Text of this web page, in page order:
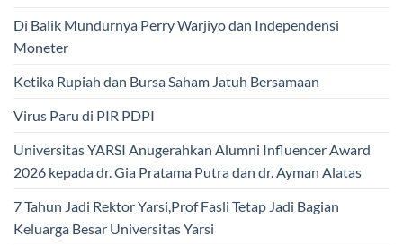
Di Balik Mundurnya Perry Warjiyo dan Independensi
Moneter
Ketika Rupiah dan Bursa Saham Jatuh Bersamaan
Virus Paru di PIR PDPI
Universitas YARSI Anugerahkan Alumni Influencer Award
2026 kepada dr. Gia Pratama Putra dan dr. Ayman Alatas
7 Tahun Jadi Rektor Yarsi,Prof Fasli Tetap Jadi Bagian
Keluarga Besar Universitas Yarsi